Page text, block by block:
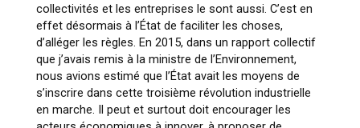
collectivités et les entreprises le sont aussi. C’est en
effet désormais à l’État de faciliter les choses,
d’alléger les règles. En 2015, dans un rapport collectif
que j’avais remis à la ministre de l’Environnement,
nous avions estimé que l’État avait les moyens de
s’inscrire dans cette troisième révolution industrielle
en marche. Il peut et surtout doit encourager les